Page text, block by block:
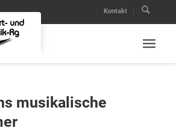
Kontakt
musikalische